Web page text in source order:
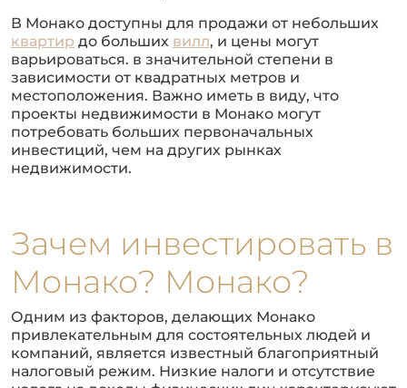
В Монако доступны для продажи от небольших
квартир до больших вилл, и цены могут
варьироваться. в значительной степени в
зависимости от квадратных метров и
местоположения. Важно иметь в виду, что
проекты недвижимости в Монако могут
потребовать больших первоначальных
инвестиций, чем на других рынках
недвижимости.
Зачем инвестировать в
Монако? Монако?
Одним из факторов, делающих Монако
привлекательным для состоятельных людей и
компаний, является известный благоприятный
налоговый режим. Низкие налоги и отсутствие